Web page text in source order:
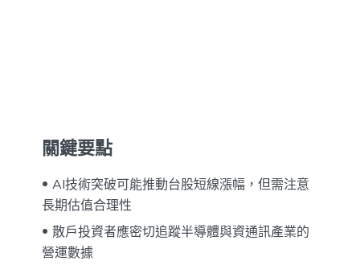
關鍵要點
AI技術突破可能推動台股短線漲幅，但需注意
長期估值合理性
散戶投資者應密切追蹤半導體與資通訊產業的
營運數據